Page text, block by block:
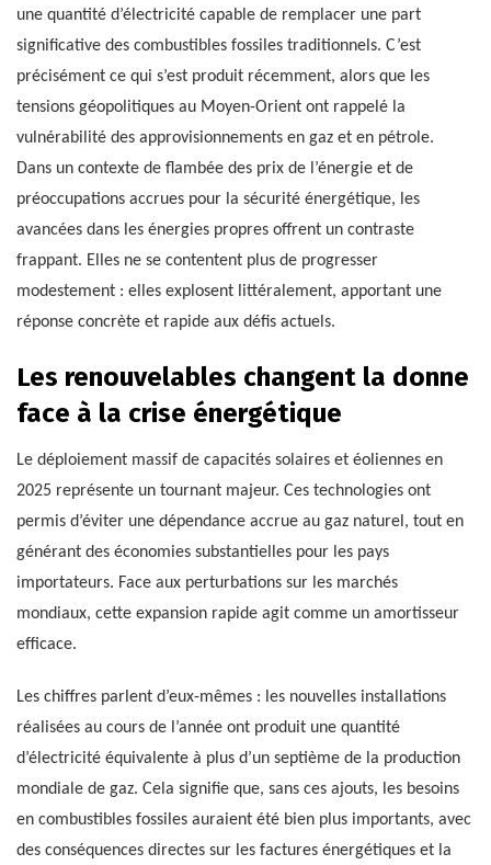
une quantité d’électricité capable de remplacer une part
significative des combustibles fossiles traditionnels. C’est
précisément ce qui s’est produit récemment, alors que les
tensions géopolitiques au Moyen-Orient ont rappelé la
vulnérabilité des approvisionnements en gaz et en pétrole.
Dans un contexte de flambée des prix de l’énergie et de
préoccupations accrues pour la sécurité énergétique, les
avancées dans les énergies propres offrent un contraste
frappant. Elles ne se contentent plus de progresser
modestement : elles explosent littéralement, apportant une
réponse concrète et rapide aux défis actuels.
Les renouvelables changent la donne
face à la crise énergétique
Le déploiement massif de capacités solaires et éoliennes en
2025 représente un tournant majeur. Ces technologies ont
permis d’éviter une dépendance accrue au gaz naturel, tout en
générant des économies substantielles pour les pays
importateurs. Face aux perturbations sur les marchés
mondiaux, cette expansion rapide agit comme un amortisseur
efficace.
Les chiffres parlent d’eux-mêmes : les nouvelles installations
réalisées au cours de l’année ont produit une quantité
d’électricité équivalente à plus d’un septième de la production
mondiale de gaz. Cela signifie que, sans ces ajouts, les besoins
en combustibles fossiles auraient été bien plus importants, avec
des conséquences directes sur les factures énergétiques et la